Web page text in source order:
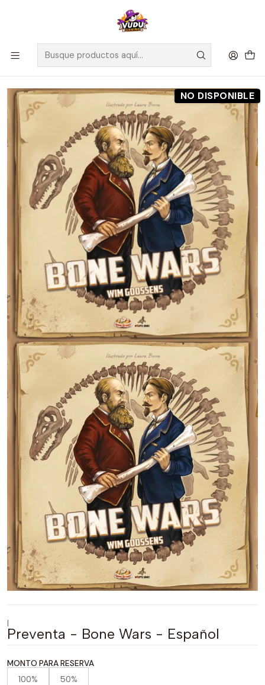
🚀 ¡Despachamos a todo Chile! Envío GRATIS a Regiones sobre
$100.000 y a RM sobre $35.000
Inicio Preventas Maldito Games
Preventa - Bone Wars - Español
NO DISPONIBLE
|
Preventa - Bone Wars - Español
MONTO PARA RESERVA
100% 50%